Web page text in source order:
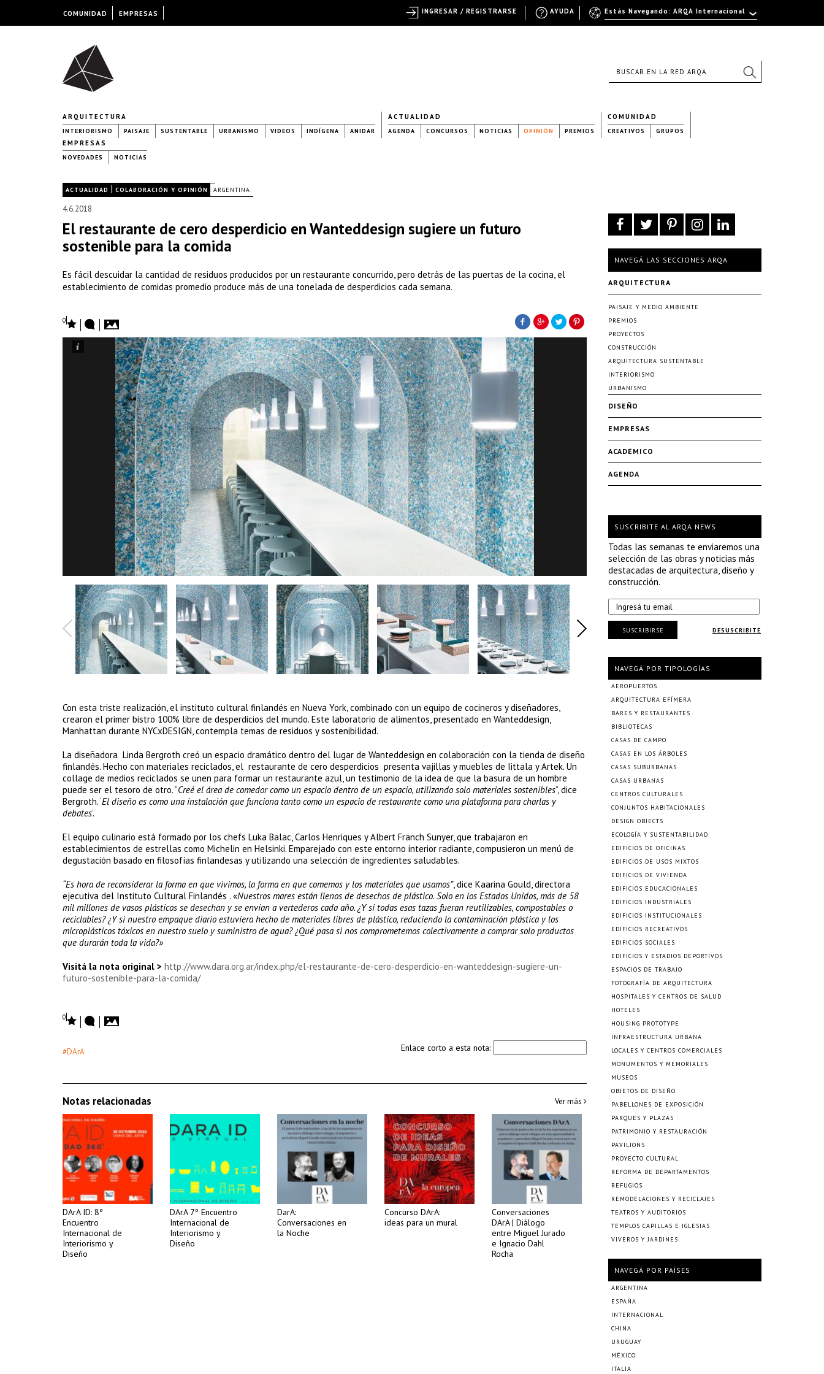
ARQUITECTURA
INTERIORISMO PAISAJE SUSTENTABLE URBANISMO VIDEOS INDÍGENA ANIDAR
ACTUALIDAD
AGENDA CONCURSOS NOTICIAS OPINIÓN PREMIOS
COMUNIDAD
CREATIVOS GRUPOS
EMPRESAS
NOVEDADES NOTICIAS
ACTUALIDAD | COLABORACIÓN Y OPINIÓN ARGENTINA
4.6.2018
El restaurante de cero desperdicio en Wanteddesign sugiere un futuro
sostenible para la comida
Es fácil descuidar la cantidad de residuos producidos por un restaurante concurrido, pero detrás de las puertas de la cocina, el
establecimiento de comidas promedio produce más de una tonelada de desperdicios cada semana.
0
Con esta triste realización, el instituto cultural finlandés en Nueva York, combinado con un equipo de cocineros y diseñadores,
crearon el primer bistro 100% libre de desperdicios del mundo. Este laboratorio de alimentos, presentado en Wanteddesign,
Manhattan durante NYCxDESIGN, contempla temas de residuos y sostenibilidad.
La diseñadora Linda Bergroth creó un espacio dramático dentro del lugar de Wanteddesign en colaboración con la tienda de diseño
finlandés. Hecho con materiales reciclados, el restaurante de cero desperdicios presenta vajillas y muebles de Iittala y Artek. Un
collage de medios reciclados se unen para formar un restaurante azul, un testimonio de la idea de que la basura de un hombre
puede ser el tesoro de otro. “Creé el área de comedor como un espacio dentro de un espacio, utilizando solo materiales sostenibles”, dice
Bergroth. ‘El diseño es como una instalación que funciona tanto como un espacio de restaurante como una plataforma para charlas y
debates’.
El equipo culinario está formado por los chefs Luka Balac, Carlos Henriques y Albert Franch Sunyer, que trabajaron en
establecimientos de estrellas como Michelin en Helsinki. Emparejado con este entorno interior radiante, compusieron un menú de
degustación basado en filosofías finlandesas y utilizando una selección de ingredientes saludables.
“Es hora de reconsiderar la forma en que vivimos, la forma en que comemos y los materiales que usamos”, dice Kaarina Gould, directora
ejecutiva del Instituto Cultural Finlandés . «Nuestros mares están llenos de desechos de plástico. Solo en los Estados Unidos, más de 58
mil millones de vasos plásticos se desechan y se envían a vertederos cada año. ¿Y si todas esas tazas fueran reutilizables, compostables o
reciclables? ¿Y si nuestro empaque diario estuviera hecho de materiales libres de plástico, reduciendo la contaminación plástica y los
microplásticos tóxicos en nuestro suelo y suministro de agua? ¿Qué pasa si nos comprometemos colectivamente a comprar solo productos
que durarán toda la vida?»
Visitá la nota original > http://www.dara.org.ar/index.php/el-restaurante-de-cero-desperdicio-en-wanteddesign-sugiere-un-
futuro-sostenible-para-la-comida/
0
#DArA Enlace corto a esta nota:
Notas relacionadas Ver más
DArA ID: 8º
Encuentro
Internacional de
Interiorismo y
Diseño
DArA 7º Encuentro
Internacional de
Interiorismo y
Diseño
DarA:
Conversaciones en
la Noche
Concurso DArA:
ideas para un mural
Conversaciones
DArA | Diálogo
entre Miguel Jurado
e Ignacio Dahl
Rocha
NAVEGÁ LAS SECCIONES ARQA
ARQUITECTURA
PAISAJE Y MEDIO AMBIENTE
PREMIOS
PROYECTOS
CONSTRUCCIÓN
ARQUITECTURA SUSTENTABLE
INTERIORISMO
URBANISMO
DISEÑO
EMPRESAS
ACADÉMICO
AGENDA
SUSCRIBITE AL ARQA NEWS
Todas las semanas te enviaremos una
selección de las obras y noticias más
destacadas de arquitectura, diseño y
construcción.
DESUSCRIBITE
SUSCRIBIRSE
NAVEGÁ POR TIPOLOGÍAS
AEROPUERTOS
ARQUITECTURA EFÍMERA
BARES Y RESTAURANTES
BIBLIOTECAS
CASAS DE CAMPO
CASAS EN LOS ÁRBOLES
CASAS SUBURBANAS
CASAS URBANAS
CENTROS CULTURALES
CONJUNTOS HABITACIONALES
DESIGN OBJECTS
ECOLOGÍA Y SUSTENTABILIDAD
EDIFICIOS DE OFICINAS
EDIFICIOS DE USOS MIXTOS
EDIFICIOS DE VIVIENDA
EDIFICIOS EDUCACIONALES
EDIFICIOS INDUSTRIALES
EDIFICIOS INSTITUCIONALES
EDIFICIOS RECREATIVOS
EDIFICIOS SOCIALES
EDIFICIOS Y ESTADIOS DEPORTIVOS
ESPACIOS DE TRABAJO
FOTOGRAFÍA DE ARQUITECTURA
HOSPITALES Y CENTROS DE SALUD
HOTELES
HOUSING PROTOTYPE
INFRAESTRUCTURA URBANA
LOCALES Y CENTROS COMERCIALES
MONUMENTOS Y MEMORIALES
MUSEOS
OBJETOS DE DISEÑO
PABELLONES DE EXPOSICIÓN
PARQUES Y PLAZAS
PATRIMONIO Y RESTAURACIÓN
PAVILIONS
PROYECTO CULTURAL
REFORMA DE DEPARTAMENTOS
REFUGIOS
REMODELACIONES Y RECICLAJES
TEATROS Y AUDITORIOS
TEMPLOS CAPILLAS E IGLESIAS
VIVEROS Y JARDINES
NAVEGÁ POR PAÍSES
ARGENTINA
ESPAÑA
INTERNACIONAL
CHINA
URUGUAY
MÉXICO
ITALIA
COMUNIDAD EMPRESAS Estás Navegando: ARQA Internacional
AYUDA
INGRESAR / REGISTRARSE